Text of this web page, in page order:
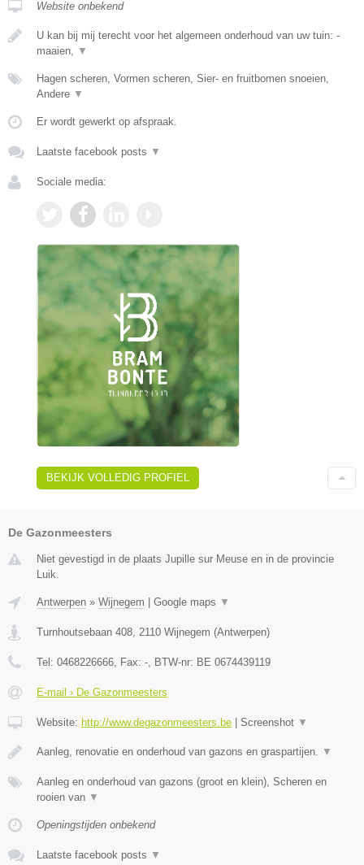
Website onbekend
U kan bij mij terecht voor het algemeen onderhoud van uw tuin: -
maaien, ▼
Hagen scheren, Vormen scheren, Sier- en fruitbomen snoeien,
Andere ▼
Er wordt gewerkt op afspraak.
Laatste facebook posts ▼
Sociale media:
BEKIJK VOLLEDIG PROFIEL
De Gazonmeesters
Niet gevestigd in de plaats Jupille sur Meuse en in de provincie
Luik.
Antwerpen » Wijnegem Google maps ▼
Turnhoutsebaan 408, 2110 Wijnegem (Antwerpen)
Tel: 0468226666, Fax: -, BTW-nr: BE 0674439119
E-mail › De Gazonmeesters
Website: http://www.degazonmeesters.be Screenshot ▼
Aanleg, renovatie en onderhoud van gazons en graspartijen. ▼
Aanleg en onderhoud van gazons (groot en klein), Scheren en
rooien van ▼
Openingstijden onbekend
Laatste facebook posts ▼